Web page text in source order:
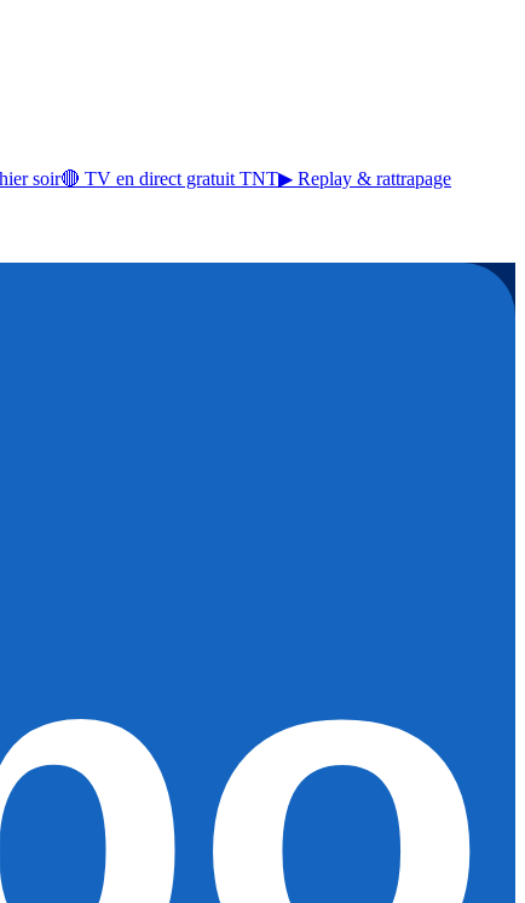
soir🔴 TV en direct gratuit TNT▶ Replay & rattrapage